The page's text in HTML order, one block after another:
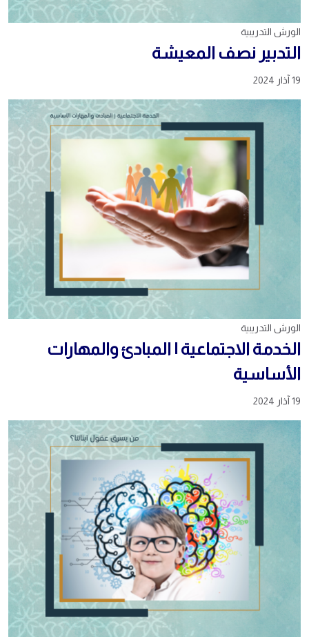
الورش التدريبية
التدبير نصف المعيشة
19 آذار 2024
الورش التدريبية
الخدمة الاجتماعية | المبادئ والمهارات
الأساسية
19 آذار 2024